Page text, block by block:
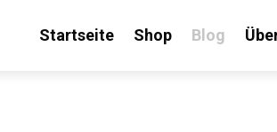
Startseite Shop Blog